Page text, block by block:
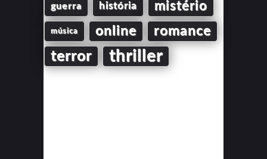
guerra história mistério
música online romance
terror thriller